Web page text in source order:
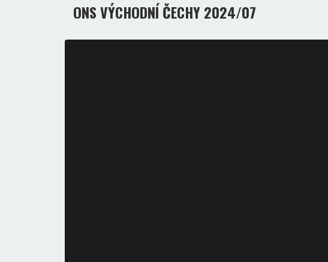
ONS VÝCHODNÍ ČECHY 2024/07